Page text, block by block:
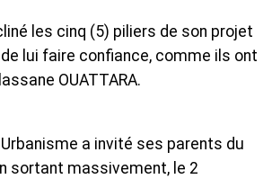
les cinq (5) piliers de son projet
lui faire confiance, comme ils ont
OUATTARA.
a invité ses parents du
sortant massivement, le 2